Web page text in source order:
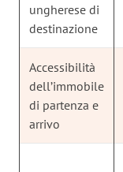
ungherese di
destinazione
Accessibilità
dell’immobile
di partenza e
arrivo